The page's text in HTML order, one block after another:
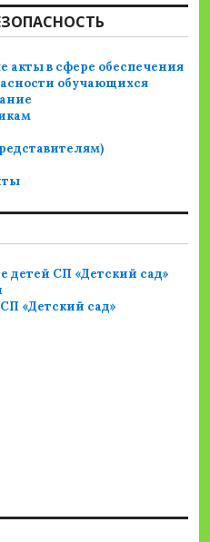
в сфере обеспечения
обучающихся
детей СП «Детский сад»
«Детский сад»